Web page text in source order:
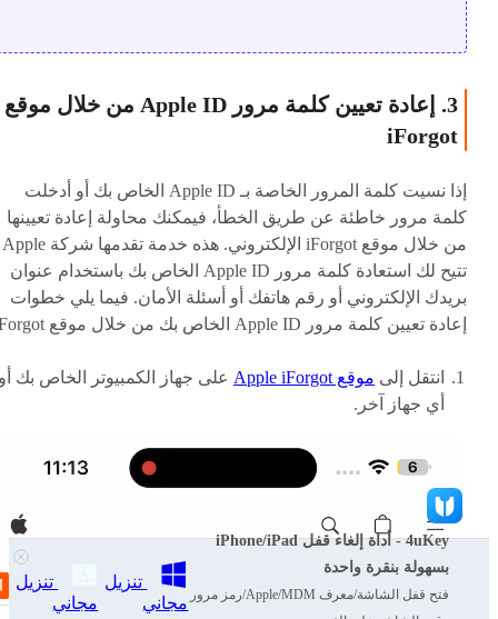
3. إعادة تعيين كلمة مرور Apple ID من خلال موقع
iForgot
إذا نسيت كلمة المرور الخاصة بـ Apple ID الخاص بك أو أدخلت
كلمة مرور خاطئة عن طريق الخطأ، فيمكنك محاولة إعادة تعيينها
من خلال موقع iForgot الإلكتروني. هذه خدمة تقدمها شركة Apple
تتيح لك استعادة كلمة مرور Apple ID الخاص بك باستخدام عنوان
بريدك الإلكتروني أو رقم هاتفك أو أسئلة الأمان. فيما يلي خطوات
إعادة تعيين كلمة مرور Apple ID الخاص بك من خلال موقع iForgot:
انتقل إلى موقع Apple iForgot
على جهاز الكمبيوتر الخاص بك
أي جهاز آخر.
4uKey - أداة إلغاء قفل iPhone/iPad
بسهولة بنقرة واحدة
فتح قفل الشاشة/معرف Apple/MDM/رمز مرور
تنزيل
مجاني
تنزيل
مجاني